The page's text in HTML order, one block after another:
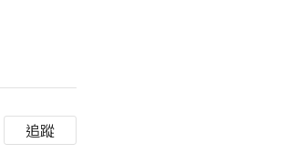
追蹤